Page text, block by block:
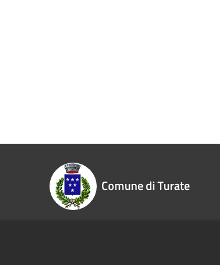
Comune di Turate